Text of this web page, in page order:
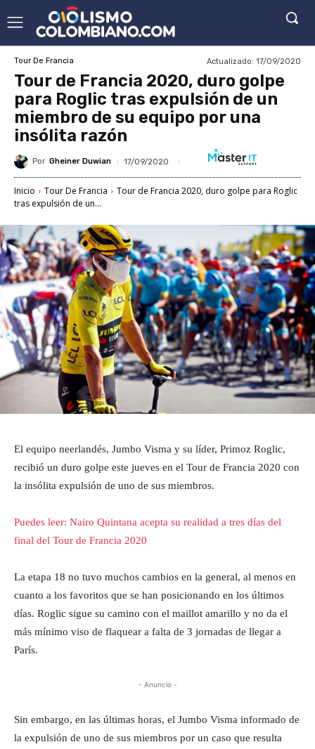
Tour De Francia Actualizado: 17/09/2020
Tour de Francia 2020, duro golpe
para Roglic tras expulsión de un
miembro de su equipo por una
insólita razón
Por Gheiner Duwian 17/09/2020
Inicio Tour De Francia
Tour de Francia 2020, duro golpe para Roglic
tras expulsión de un...
El equipo neerlandés, Jumbo Visma y su líder, Primoz Roglic,
recibió un duro golpe este jueves en el Tour de Francia 2020 con
la insólita expulsión de uno de sus miembros.
Puedes leer: Nairo Quintana acepta su realidad a tres días del
final del Tour de Francia 2020
La etapa 18 no tuvo muchos cambios en la general, al menos en
cuanto a los favoritos que se han posicionando en los últimos
días. Roglic sigue su camino con el maillot amarillo y no da el
más mínimo viso de flaquear a falta de 3 jornadas de llegar a
París.
- Anuncio -
Sin embargo, en las últimas horas, el Jumbo Visma informado de
la expulsión de uno de sus miembros por un caso que resulta